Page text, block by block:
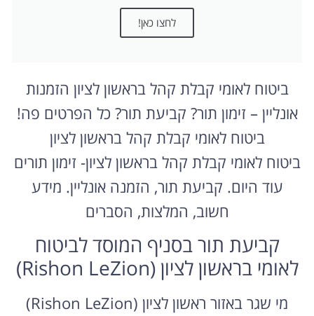
לחצו כאן!
ביטוח לאומי קבלת קהל בראשון לציון הזמנות
אונליין – זימון תור? קביעת תור? כל הפרטים פה!
ביטוח לאומי קבלת קהל בראשון לציון
ביטוח לאומי קבלת קהל בראשון לציון- זימון תורים
עוד היום. קביעת תור, הזמנה אונליין. מידע
חשוב, המלצות, הסברים
קביעת תור בסניף המוסד לביטוח
לאומי בראשון לציון (Rishon LeZion)
מי שגר באזור ראשון לציון (Rishon LeZion)